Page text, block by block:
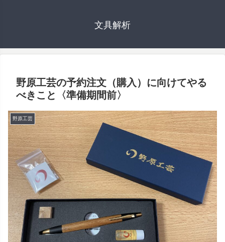
文具解析
野原工芸の予約注文（購入）に向けてやる
べきこと〈準備期間前〉
野原工芸